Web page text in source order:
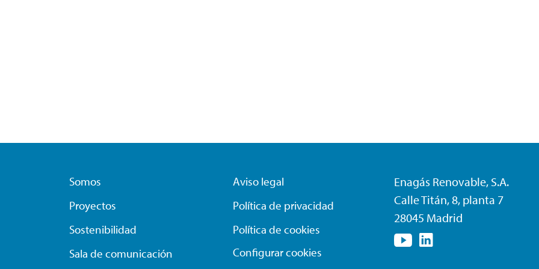
Somos
Proyectos
Sostenibilidad
Sala de comunicación
Aviso legal
Política de privacidad
Política de cookies
Configurar cookies
Enagás Renovable, S.A.
Calle Titán, 8, planta 7
28045 Madrid